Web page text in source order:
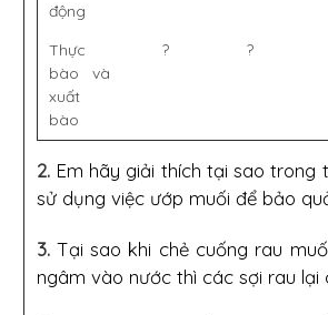
động
Thực
bào và
xuất
bào
? ?
2. Em hãy giải thích tại sao trong
sử dụng việc ướp muối để bảo
3.Tại sao khi chẻ cuống rau
ngâm vào nước thì các sợi rau lại